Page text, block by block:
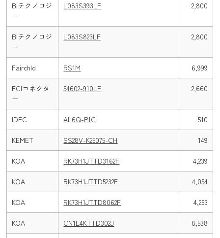
BIテクノロジ
ー
L083S393LF 2,800
BIテクノロジ
ー
L083S823LF 2,800
Fairchld RS1M 6,999
FCIコネクタ
ー
54602-910LF 2,660
IDEC AL6Q-P1G 510
KEMET SS28V-K25075-CH 149
KOA RK73H1JTTD3162F 4,239
KOA RK73H1JTTD5232F 4,054
KOA RK73H1JTTD8062F 4,253
KOA CN1E4KTTD302J 8,538